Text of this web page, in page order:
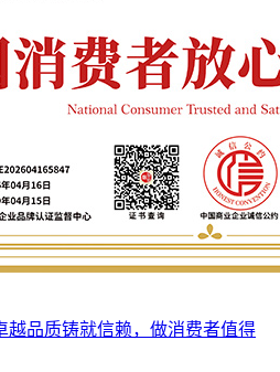
越品质铸就信赖，做消费者值得